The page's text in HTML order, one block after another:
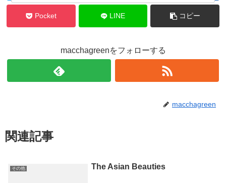
Pocket LINE コピー
macchagreenをフォローする
macchagreen
関連記事
その他 The Asian Beauties